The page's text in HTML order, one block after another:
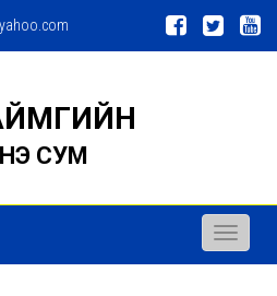
СУМ
Toggle